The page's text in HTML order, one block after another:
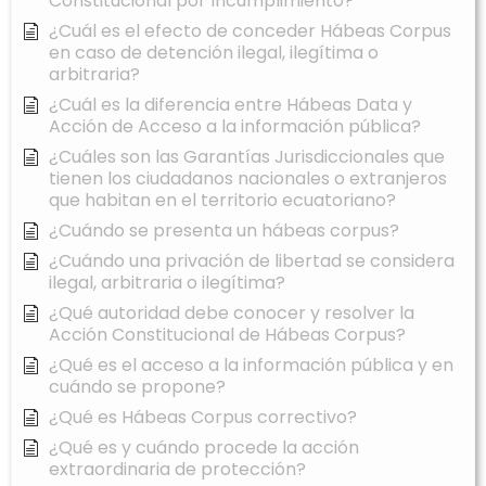
¿Cuál es el efecto de conceder Hábeas Corpus
en caso de detención ilegal, ilegítima o
arbitraria?
¿Cuál es la diferencia entre Hábeas Data y
Acción de Acceso a la información pública?
¿Cuáles son las Garantías Jurisdiccionales que
tienen los ciudadanos nacionales o extranjeros
que habitan en el territorio ecuatoriano?
¿Cuándo se presenta un hábeas corpus?
¿Cuándo una privación de libertad se considera
ilegal, arbitraria o ilegítima?
¿Qué autoridad debe conocer y resolver la
Acción Constitucional de Hábeas Corpus?
¿Qué es el acceso a la información pública y en
cuándo se propone?
¿Qué es Hábeas Corpus correctivo?
¿Qué es y cuándo procede la acción
extraordinaria de protección?